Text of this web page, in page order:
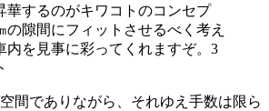
華するのがキワコトのコンセプ
の隙間にフィットさせるべく考え
内を見事に彩ってくれますぞ。3
間でありながら、それゆえ手数は限ら